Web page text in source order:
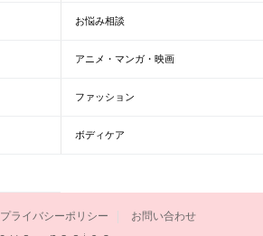
お悩み相談
アニメ・マンガ・映画
ファッション
ボディケア
プライバシーポリシー お問い合わせ